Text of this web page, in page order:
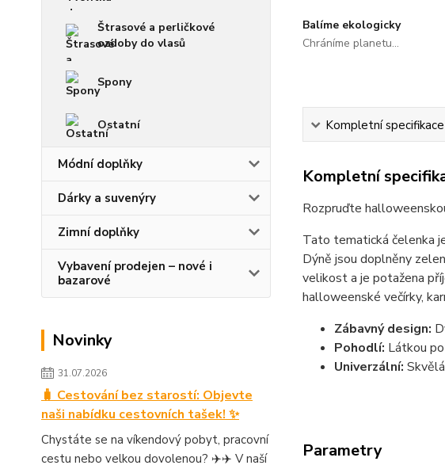
Štrasové a perličkové
ozdoby do vlasů
Spony
Ostatní
Módní doplňky
Dárky a suvenýry
Zimní doplňky
Vybavení prodejen – nové i
bazarové
Novinky
31.07.2026
🧳 Cestování bez starostí: Objevte
naši nabídku cestovních tašek! ✨
Chystáte se na víkendový pobyt, pracovní
cestu nebo velkou dovolenou? ✈️✈️ V naší
Balíme ekologicky
Chráníme planetu...
Kompletní specifikace
Kompletní
Rozpruďte
Tato tematická čelenka
Dýně jsou doplněny
velikost a je potažena
halloweenské večírky,
Zábavný design:
Pohodlí: Látkou
Univerzální:
Parametry